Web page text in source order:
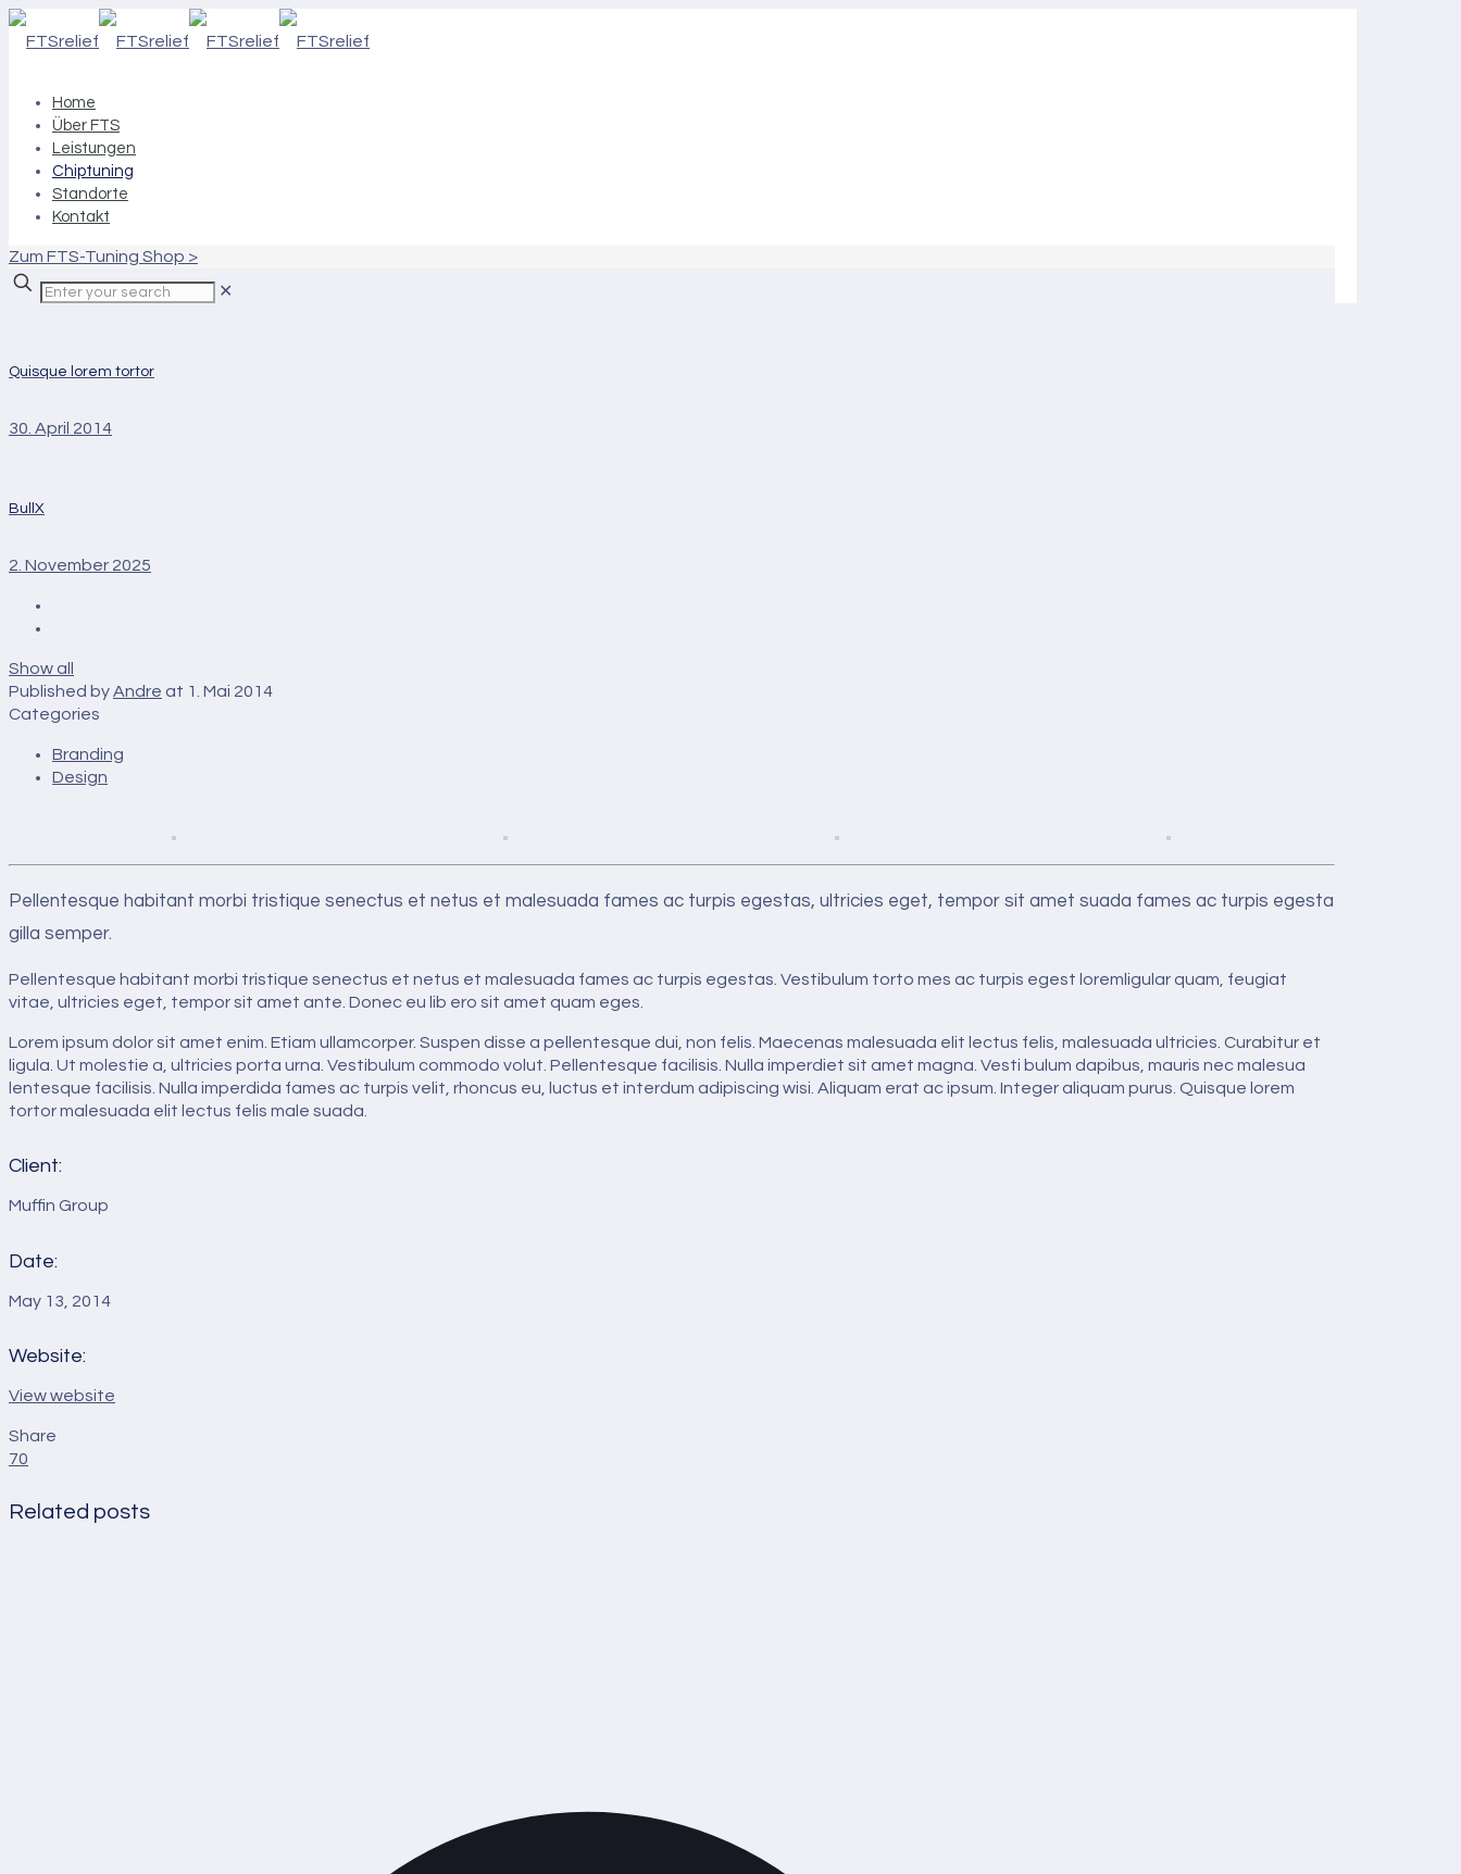
Home
Über FTS
Leistungen
Chiptuning
Standorte
Kontakt
Zum FTS-Tuning Shop >
✕
Quisque lorem tortor
30. April 2014
BullX
2. November 2025
Show all
Published byAndre at 1. Mai 2014
Categories
Branding
Design
Pellentesque habitant morbi tristique senectus et netus et malesuada fames ac turpis egestas, ultricies eget, tempor sit amet suada fames ac turpis egesta
gilla semper.
Pellentesque habitant morbi tristique senectus et netus et malesuada fames ac turpis egestas. Vestibulum torto mes ac turpis egest loremligular quam, feugiat
vitae, ultricies eget, tempor sit amet ante. Donec eu lib ero sit amet quam eges.
Lorem ipsum dolor sit amet enim. Etiam ullamcorper. Suspen disse a pellentesque dui, non felis. Maecenas malesuada elit lectus felis, malesuada ultricies. Curabitur et
ligula. Ut molestie a, ultricies porta urna. Vestibulum commodo volut. Pellentesque facilisis. Nulla imperdiet sit amet magna. Vesti bulum dapibus, mauris nec malesua
lentesque facilisis. Nulla imperdida fames ac turpis velit, rhoncus eu, luctus et interdum adipiscing wisi. Aliquam erat ac ipsum. Integer aliquam purus. Quisque lorem
tortor malesuada elit lectus felis male suada.
Client:
Muffin Group
Date:
May 13, 2014
Website:
View website
Share
70
Related posts